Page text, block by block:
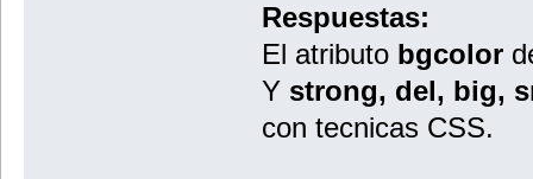
</pre>
</body>
</html>
Respuestas:
El atributo bgcolor
Y strong, del, big,
con tecnicas CSS.